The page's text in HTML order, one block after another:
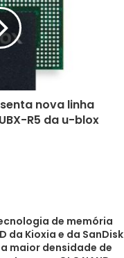
nova linha
R5 da u-blox
de memória
da Kioxia e da SanDisk
maior densidade de